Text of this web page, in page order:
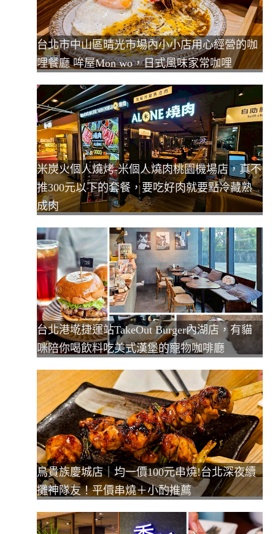
台北市中山區晴光市場內小小店用心經營的咖
哩餐廳 哞屋Mon wo，日式風味家常咖哩
米炭火個人燒烤-米個人燒肉桃園機場店，真不
推300元以下的套餐，要吃好肉就要點冷藏熟
成肉
台北港墘捷運站TakeOut Burger內湖店，有貓
咪陪你喝飲料吃美式漢堡的寵物咖啡廳
鳥貴族慶城店｜均一價100元串燒!台北深夜續
攤神隊友！平價串燒＋小酌推薦